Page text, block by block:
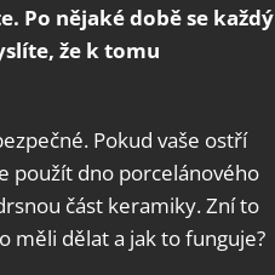
Po nějaké době se každý
že k tomu
Pokud vaše ostří
použít dno porcelánového
část keramiky. Zní to
měli dělat a jak to funguje?